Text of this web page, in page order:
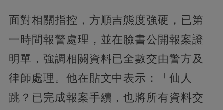
面對相關指控，方順吉態度強硬，已第
一時間報警處理，並在臉書公開報案證
明單，強調相關資料已全數交由警方及
律師處理。他在貼文中表示：「仙人
跳？已完成報案手續，也將所有資料交